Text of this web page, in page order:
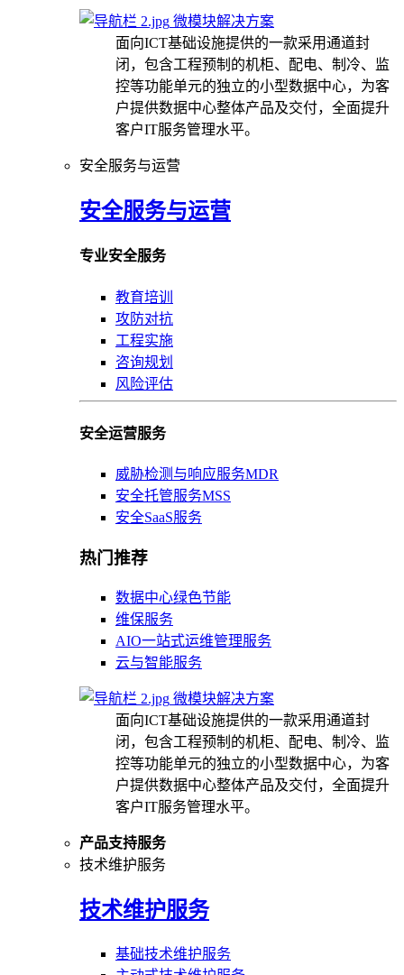
微模块解决方案
面向ICT基础设施提供的一款采用通道封
闭，包含工程预制的机柜、配电、制冷、监
控等功能单元的独立的小型数据中心，为客
户提供数据中心整体产品及交付，全面提升
客户IT服务管理水平。
安全服务与运营
安全服务与运营
专业安全服务
教育培训
攻防对抗
工程实施
咨询规划
风险评估
安全运营服务
威胁检测与响应服务MDR
安全托管服务MSS
安全SaaS服务
热门推荐
数据中心绿色节能
维保服务
AIO一站式运维管理服务
云与智能服务
微模块解决方案
面向ICT基础设施提供的一款采用通道封
闭，包含工程预制的机柜、配电、制冷、监
控等功能单元的独立的小型数据中心，为客
户提供数据中心整体产品及交付，全面提升
客户IT服务管理水平。
产品支持服务
技术维护服务
技术维护服务
基础技术维护服务